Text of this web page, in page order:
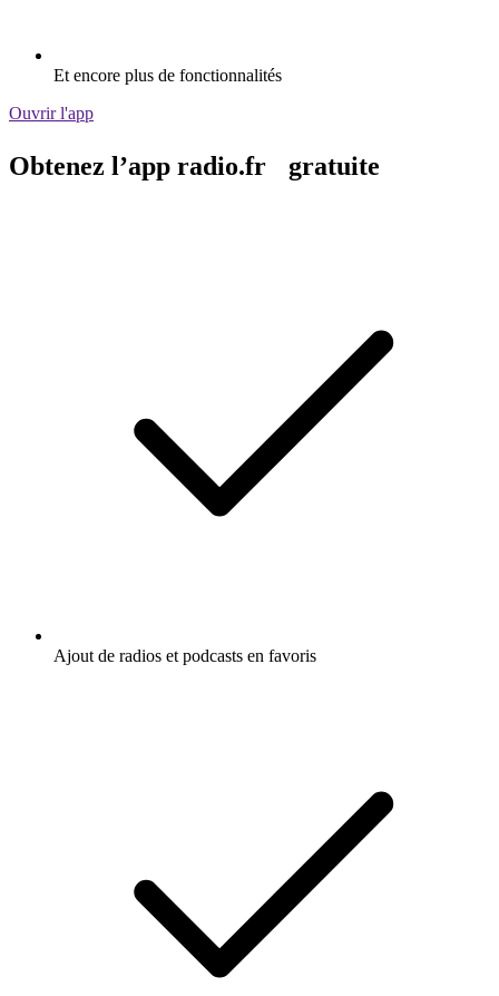
Et encore plus de fonctionnalités
Ouvrir l'app
Obtenez l’app radio.fr gratuite
Ajout de radios et podcasts en favoris